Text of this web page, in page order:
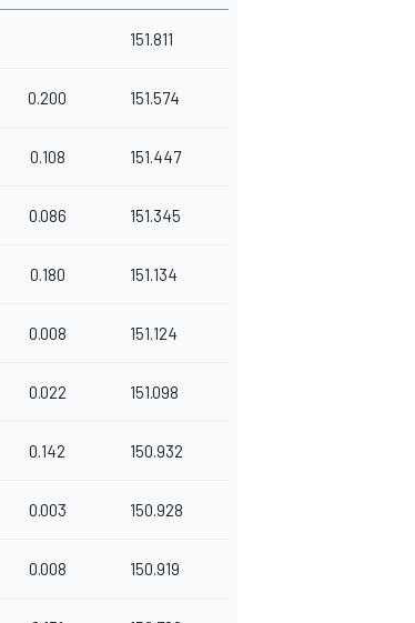
151.811
0.200 151.574
0.108 151.447
0.086 151.345
0.180 151.134
0.008 151.124
0.022 151.098
0.142 150.932
0.003 150.928
0.008 150.919